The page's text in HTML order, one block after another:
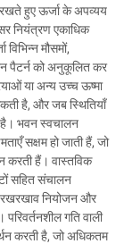
हुए ऊर्जा के अपव्यय
नियंत्रण एकाधिक
मौसमों,
पैटर्न को अनुकूलित कर
या अन्य उच्च ऊष्मा
है, और जब स्थितियाँ
है। भवन स्वचालन
सक्षम हो जाती हैं, जो
करती हैं। वास्तविक
सहित संचालन
रखरखाव नियोजन और
गति वाली
करती है, जो अधिकतम